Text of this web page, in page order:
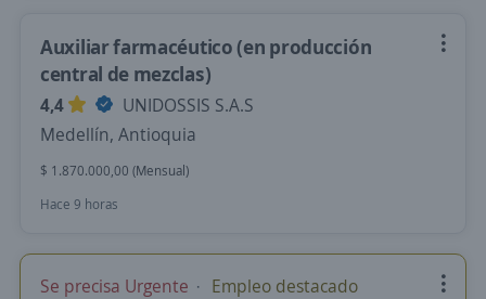
Auxiliar farmacéutico (en producción
central de mezclas)
4,4
UNIDOSSIS S.A.S
Medellín, Antioquia
$ 1.870.000,00 (Mensual)
Hace 9 horas
Se precisa Urgente Empleo destacado